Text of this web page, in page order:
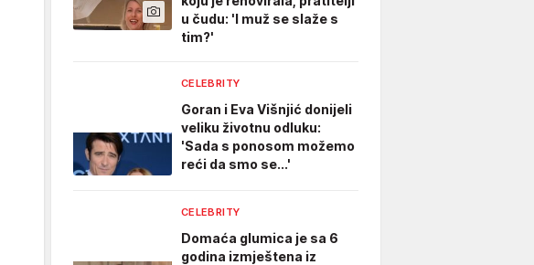
u čudu: 'I muž se slaže s
tim?'
CELEBRITY
Goran i Eva Višnjić donijeli
veliku životnu odluku:
'Sada s ponosom možemo
reći da smo se...'
CELEBRITY
Domaća glumica je sa 6
godina izmještena iz